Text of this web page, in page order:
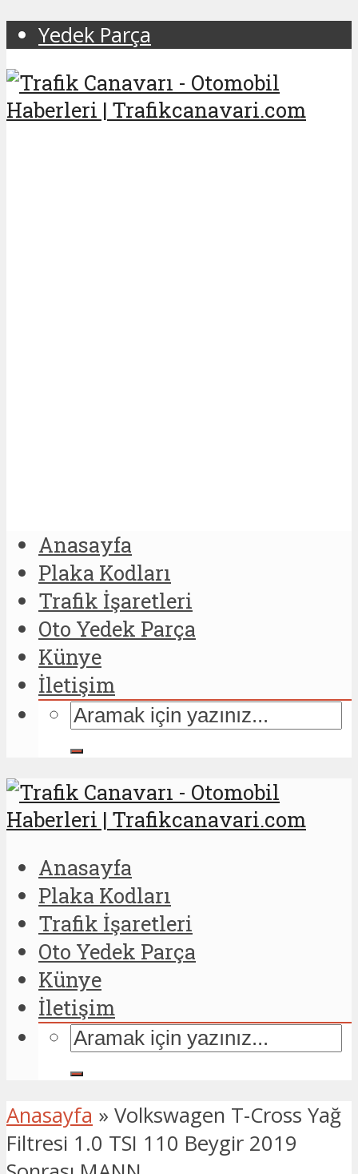
Yedek Parça
Anasayfa
Plaka Kodları
Trafik İşaretleri
Oto Yedek Parça
Künye
İletişim
Anasayfa
Plaka Kodları
Trafik İşaretleri
Oto Yedek Parça
Künye
İletişim
Anasayfa » Volkswagen T-Cross Yağ
Filtresi 1.0 TSI 110 Beygir 2019